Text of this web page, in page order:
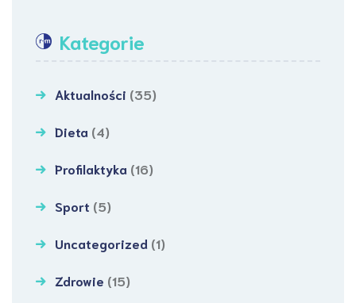
Kategorie
Aktualności (35)
Dieta (4)
Profilaktyka (16)
Sport (5)
Uncategorized (1)
Zdrowie (15)